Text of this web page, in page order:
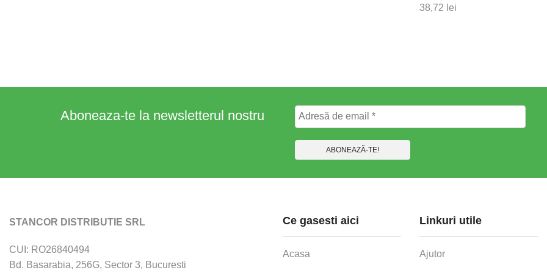
38,72 lei
Aboneaza-te la newsletterul nostru
STANCOR DISTRIBUTIE SRL
CUI: RO26840494
Bd. Basarabia, 256G, Sector 3, Bucuresti
Ce gasesti aici
Acasa
Linkuri utile
Ajutor